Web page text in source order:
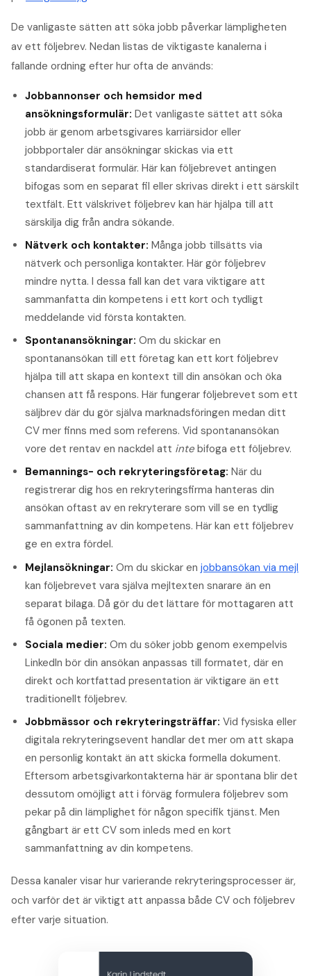
De vanligaste sätten att söka jobb påverkar lämpligheten
av ett följebrev. Nedan listas de viktigaste kanalerna i
fallande ordning efter hur ofta de används:
Jobbannonser och hemsidor med
ansökningsformulär: Det vanligaste sättet att söka
jobb är genom arbetsgivares karriärsidor eller
jobbportaler där ansökningar skickas via ett
standardiserat formulär. Här kan följebrevet antingen
bifogas som en separat fil eller skrivas direkt i ett särskilt
textfält. Ett välskrivet följebrev kan här hjälpa till att
särskilja dig från andra sökande.
Nätverk och kontakter: Många jobb tillsätts via
nätverk och personliga kontakter. Här gör följebrev
mindre nytta. I dessa fall kan det vara viktigare att
sammanfatta din kompetens i ett kort och tydligt
meddelande vid första kontakten.
Spontanansökningar: Om du skickar en
spontanansökan till ett företag kan ett kort följebrev
hjälpa till att skapa en kontext till din ansökan och öka
chansen att få respons. Här fungerar följebrevet som ett
säljbrev där du gör själva marknadsföringen medan ditt
CV mer finns med som referens. Vid spontanansökan
vore det rentav en nackdel att inte bifoga ett följebrev.
Bemannings- och rekryteringsföretag: När du
registrerar dig hos en rekryteringsfirma hanteras din
ansökan oftast av en rekryterare som vill se en tydlig
sammanfattning av din kompetens. Här kan ett följebrev
ge en extra fördel.
Mejlansökningar: Om du skickar en jobbansökan via mejl
kan följebrevet vara själva mejltexten snarare än en
separat bilaga. Då gör du det lättare för mottagaren att
få ögonen på texten.
Sociala medier: Om du söker jobb genom exempelvis
LinkedIn bör din ansökan anpassas till formatet, där en
direkt och kortfattad presentation är viktigare än ett
traditionellt följebrev.
Jobbmässor och rekryteringsträffar: Vid fysiska eller
digitala rekryteringsevent handlar det mer om att skapa
en personlig kontakt än att skicka formella dokument.
Eftersom arbetsgivarkontakterna här är spontana blir det
dessutom omöjligt att i förväg formulera följebrev som
pekar på din lämplighet för någon specifik tjänst. Men
gångbart är ett CV som inleds med en kort
sammanfattning av din kompetens.
Dessa kanaler visar hur varierande rekryteringsprocesser är,
och varför det är viktigt att anpassa både CV och följebrev
efter varje situation.